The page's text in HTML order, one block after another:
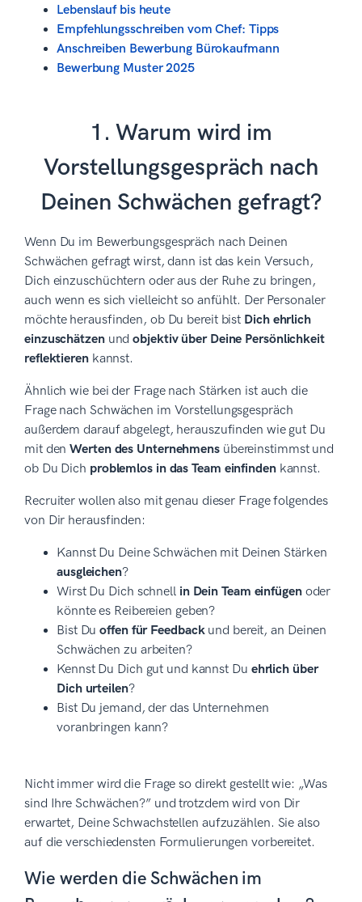
Lebenslauf bis heute
Empfehlungsschreiben vom Chef: Tipps
Anschreiben Bewerbung Bürokaufmann
Bewerbung Muster 2025
1. Warum wird im
Vorstellungsgespräch nach
Deinen Schwächen gefragt?
Wenn Du im Bewerbungsgespräch nach Deinen
Schwächen gefragt wirst, dann ist das kein Versuch,
Dich einzuschüchtern oder aus der Ruhe zu bringen,
auch wenn es sich vielleicht so anfühlt. Der Personaler
möchte herausfinden, ob Du bereit bist Dich ehrlich
einzuschätzenundobjektiv über Deine Persönlichkeit
reflektierenkannst.
Ähnlich wie bei der Frage nach Stärken ist auch die
Frage nach Schwächen im Vorstellungsgespräch
außerdem darauf abgelegt, herauszufinden wie gut Du
mit denWerten des Unternehmens übereinstimmst und
ob Du Dich problemlos in das Team einfindenkannst.
Recruiter wollen also mit genau dieser Frage folgendes
von Dir herausfinden:
Kannst Du Deine Schwächen mit Deinen Stärken
ausgleichen?
Wirst Du Dich schnell in Dein Team einfügenoder
könnte es Reibereien geben?
Bist Duoffen für Feedbackund bereit, an Deinen
Schwächen zu arbeiten?
Kennst Du Dich gut und kannst Du ehrlich über
Dich urteilen?
Bist Du jemand, der das Unternehmen
voranbringen kann?
Nicht immer wird die Frage so direkt gestellt wie: „Was
sind Ihre Schwächen?” und trotzdem wird von Dir
erwartet, Deine Schwachstellen aufzuzählen. Sie also
auf die verschiedensten Formulierungen vorbereitet.
Wie werden die Schwächen im